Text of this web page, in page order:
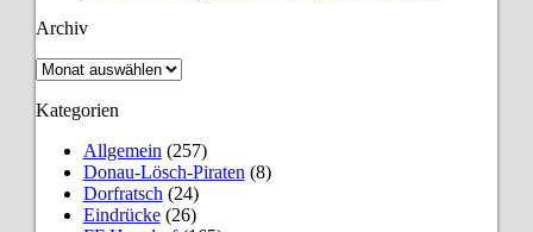
Archiv
Archiv
Kategorien
Allgemein (257)
Donau-Lösch-Piraten (8)
Dorfratsch (24)
Eindrücke(26)